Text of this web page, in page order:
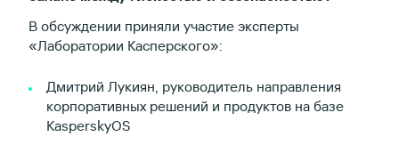
В обсуждении приняли участие эксперты
«Лаборатории Касперского»:
Дмитрий Лукиян, руководитель направления
корпоративных решений и продуктов на базе
KasperskyOS